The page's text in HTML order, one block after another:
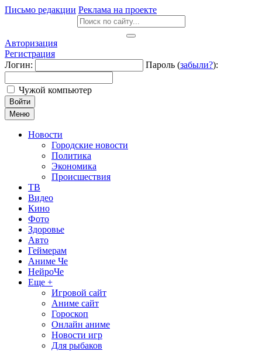
Письмо редакции Реклама на проекте
Авторизация
Регистрация
Логин:
Пароль (забыли?):
Чужой компьютер
Войти
Меню
Новости
Городские новости
Политика
Экономика
Происшествия
ТВ
Видео
Кино
Фото
Здоровье
Авто
Геймерам
Аниме Че
НейроЧе
Еще +
Игровой сайт
Аниме сайт
Гороскоп
Онлайн аниме
Новости игр
Для рыбаков